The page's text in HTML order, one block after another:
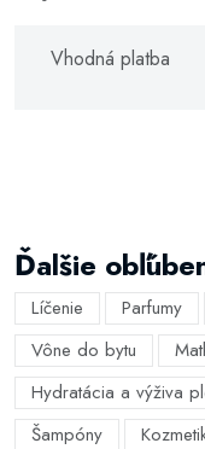
Vhodná platba
Ďalšie
Líčenie Parfumy
Vône do bytu
Hydratácia a výživa
Šampóny